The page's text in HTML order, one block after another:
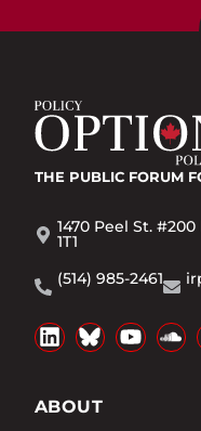
THE PUBLIC FORUM
1470 Peel St.
1T1
(514) 985-2461
ABOUT